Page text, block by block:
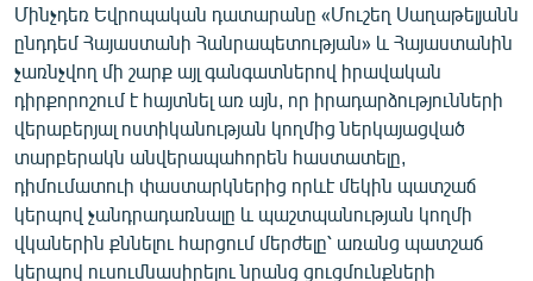
Մինչդեռ Եվրոպական դատարանը «Մուշեղ Սաղաթելյանն
ընդդեմ Հայաստանի Հանրապետության» և Հայաստանին
չառնչվող մի շարք այլ գանգատներով իրավական
դիրքորոշում է հայտնել առ այն, որ իրադարձությունների
վերաբերյալ ոստիկանության կողմից ներկայացված
տարբերակն անվերապահորեն հաստատելը,
դիմումատուի փաստարկներից որևէ մեկին պատշաճ
կերպով չանդրադառնալը և պաշտպանության կողմի
վկաներին քննելու հարցում մերժելը՝ առանց պատշաճ
կերպով ուսումնասիրելու նրանց ցուցմունքների